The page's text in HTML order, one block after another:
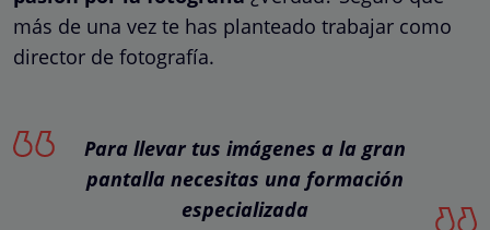
más de una vez te has planteado trabajar como
director de fotografía.
Para llevar tus imágenes a la gran
pantalla necesitas una formación
especializada